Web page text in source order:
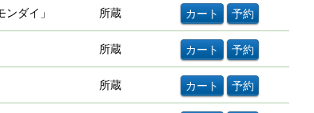
ダイ」 所蔵
所蔵
所蔵